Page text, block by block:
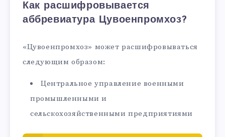
Как расшифровывается
аббревиатура Цувоенпромхоз?
«Цувоенпромхоз» может расшифровываться
следующим образом:
Центральное управление военными
промышленными и
сельскохозяйственными предприятиями